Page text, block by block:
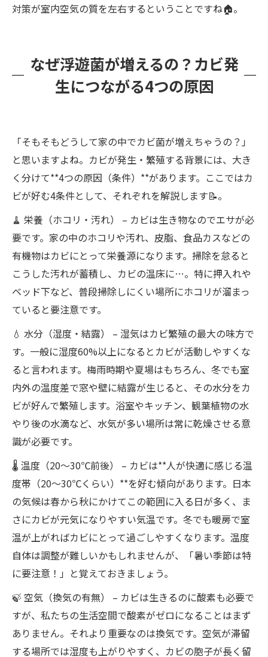
対策が室内空気の質を左右するということですね🏠。
なぜ浮遊菌が増えるの？カビ発
生につながる4つの原因
「そもそもどうして家の中でカビ菌が増えちゃうの？」
と思いますよね。カビが発生・繁殖する背景には、大き
く分けて**4つの原因（条件）**があります。ここではカ
ビが好む4条件として、それぞれを解説します📝。
🧹 栄養（ホコリ・汚れ） – カビは生き物なのでエサが必
要です。家の中のホコリや汚れ、皮脂、食品カスなどの
有機物はカビにとって栄養源になります。掃除を怠ると
こうした汚れが蓄積し、カビの温床に…。特に押入れや
ベッド下など、普段掃除しにくい場所にホコリが溜まっ
ていると要注意です。
💧 水分（湿度・結露） – 湿気はカビ繁殖の最大の味方で
す。一般に湿度60%以上になるとカビが活動しやすくな
ると言われます。梅雨時期や夏場はもちろん、冬でも室
内外の温度差で窓や壁に結露が生じると、その水分をカ
ビが好んで繁殖します。浴室やキッチン、観葉植物の水
やり後の水滴など、水気が多い場所は常に乾燥させる意
識が必要です。
🌡️ 温度（20～30℃前後） – カビは**人が快適に感じる温
度帯（20～30℃くらい）**を好む傾向があります。日本
の気候は春から秋にかけてこの範囲に入る日が多く、ま
さにカビが元気になりやすい気温です。冬でも暖房で室
温が上がればカビにとって過ごしやすくなります。温度
自体は調整が難しいかもしれませんが、「暑い季節は特
に要注意！」と覚えておきましょう。
🍃 空気（換気の有無） – カビは生きるのに酸素も必要で
すが、私たちの生活空間で酸素がゼロになることはまず
ありません。それより重要なのは換気です。空気が滞留
する場所では湿度も上がりやすく、カビの胞子が長く留